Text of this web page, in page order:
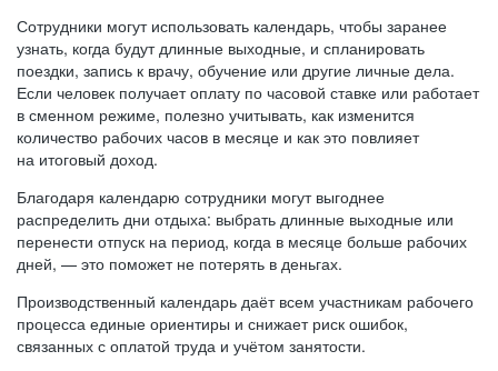
Сотрудники могут использовать календарь, чтобы заранее
узнать, когда будут длинные выходные, и спланировать
поездки, запись к врачу, обучение или другие личные дела.
Если человек получает оплату по часовой ставке или работает
в сменном режиме, полезно учитывать, как изменится
количество рабочих часов в месяце и как это повлияет
на итоговый доход.
Благодаря календарю сотрудники могут выгоднее
распределить дни отдыха: выбрать длинные выходные или
перенести отпуск на период, когда в месяце больше рабочих
дней, — это поможет не потерять в деньгах.
Производственный календарь даёт всем участникам рабочего
процесса единые ориентиры и снижает риск ошибок,
связанных с оплатой труда и учётом занятости.